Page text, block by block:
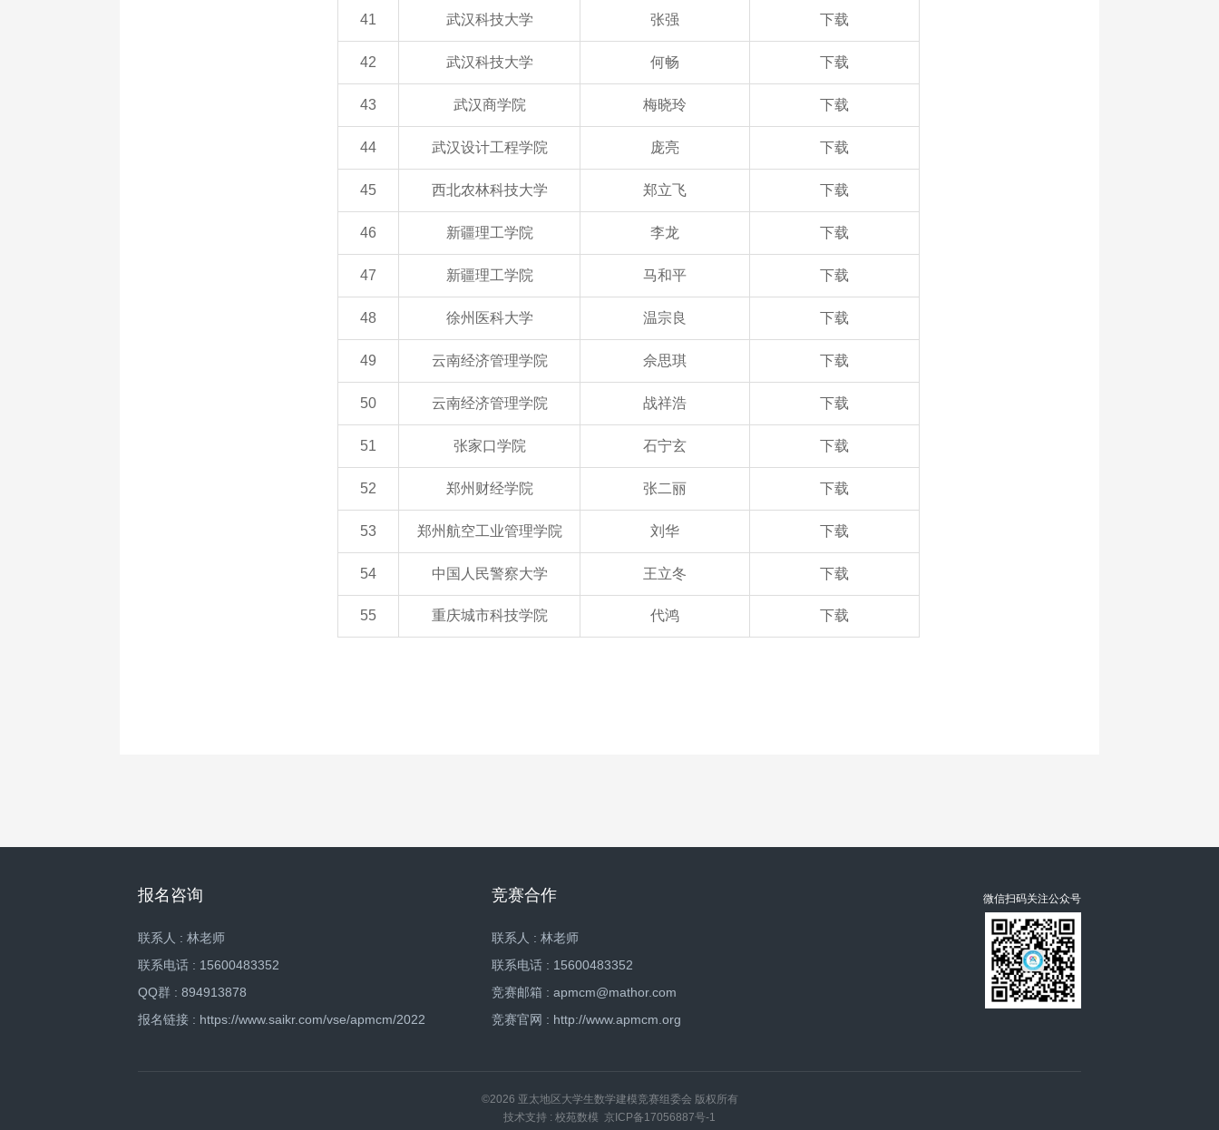
41 武汉科技大学 张强 下载
42 武汉科技大学 何畅 下载
43 武汉商学院 梅晓玲 下载
44 武汉设计工程学院 庞亮 下载
45 西北农林科技大学 郑立飞 下载
46 新疆理工学院 李龙 下载
47 新疆理工学院 马和平 下载
48 徐州医科大学 温宗良 下载
49 云南经济管理学院 佘思琪 下载
50 云南经济管理学院 战祥浩 下载
51 张家口学院 石宁玄 下载
52 郑州财经学院 张二丽 下载
53 郑州航空工业管理学院 刘华 下载
54 中国人民警察大学 王立冬 下载
55 重庆城市科技学院 代鸿 下载
报名咨询
联系人 : 林老师
联系电话 : 15600483352
QQ群 : 894913878
报名链接 : https://www.saikr.com/vse/apmcm/2022
竞赛合作
联系人 : 林老师
联系电话 : 15600483352
竞赛邮箱 : apmcm@mathor.com
竞赛官网 : http://www.apmcm.org
微信扫码关注公众号
©2026 亚太地区大学生数学建模竞赛组委会 版权所有
技术支持 : 校苑数模 京ICP备17056887号-1